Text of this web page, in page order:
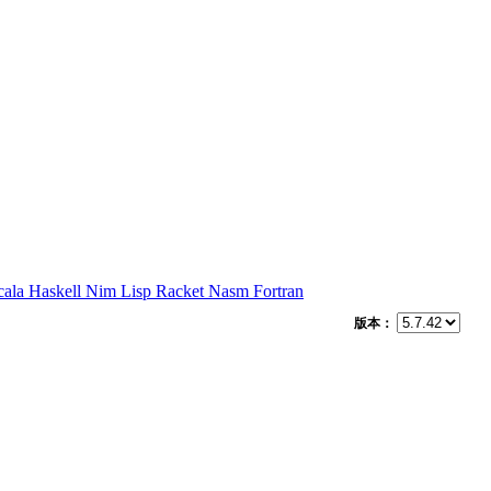
Haskell Nim Lisp Racket Nasm Fortran
版本：